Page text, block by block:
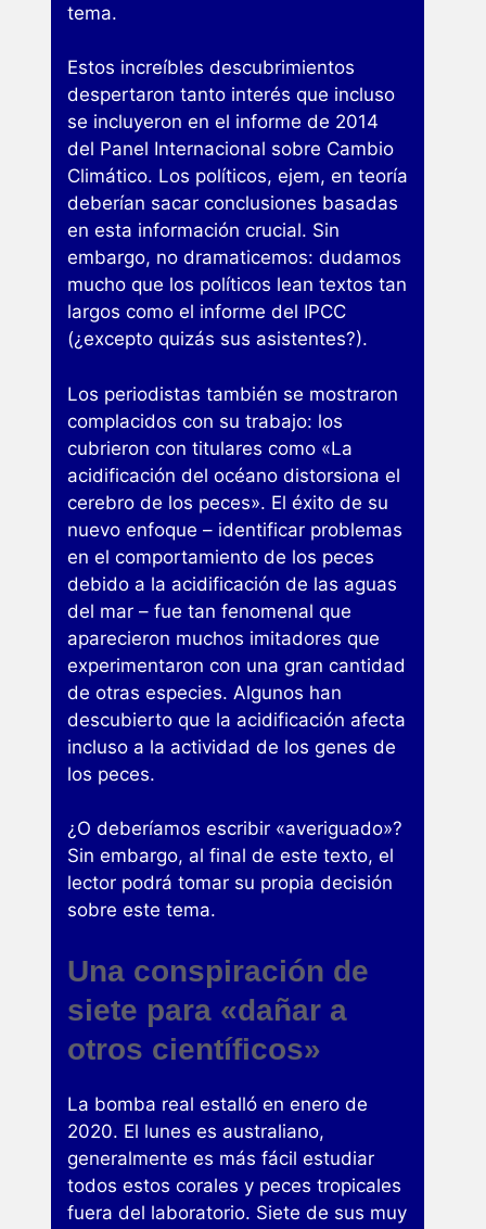
tema.
Estos increíbles descubrimientos
despertaron tanto interés que incluso
se incluyeron en el informe de 2014
del Panel Internacional sobre Cambio
Climático. Los políticos, ejem, en teoría
deberían sacar conclusiones basadas
en esta información crucial. Sin
embargo, no dramaticemos: dudamos
mucho que los políticos lean textos tan
largos como el informe del IPCC
(¿excepto quizás sus asistentes?).
Los periodistas también se mostraron
complacidos con su trabajo: los
cubrieron con titulares como «La
acidificación del océano distorsiona el
cerebro de los peces». El éxito de su
nuevo enfoque – identificar problemas
en el comportamiento de los peces
debido a la acidificación de las aguas
del mar – fue tan fenomenal que
aparecieron muchos imitadores que
experimentaron con una gran cantidad
de otras especies. Algunos han
descubierto que la acidificación afecta
incluso a la actividad de los genes de
los peces.
¿O deberíamos escribir «averiguado»?
Sin embargo, al final de este texto, el
lector podrá tomar su propia decisión
sobre este tema.
Una conspiración de
siete para «dañar a
otros científicos»
La bomba real estalló en enero de
2020. El lunes es australiano,
generalmente es más fácil estudiar
todos estos corales y peces tropicales
fuera del laboratorio. Siete de sus muy